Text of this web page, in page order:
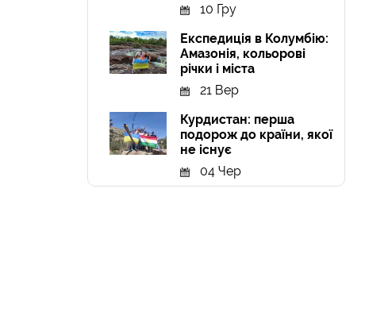
10 Гру
Експедиція в Колумбію:
Амазонія, кольорові
річки і міста
21 Вер
Курдистан: перша
подорож до країни, якої
не існує
04 Чер